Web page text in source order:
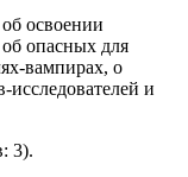
освоении
опасных для
вампирах, о
исследователей и
3).